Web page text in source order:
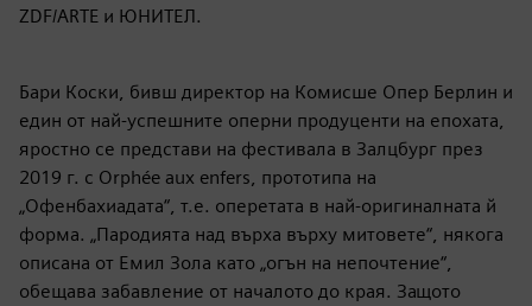
ZDF/ARTE и ЮНИТЕЛ.
Бари Коски, бивш директор на Комисше Опер Берлин и
един от най-успешните оперни продуценти на епохата,
яростно се представи на фестивала в Залцбург през
2019 г. с Orphée aux enfers, прототипа на
„Офенбахиадата“, т.е. оперетата в най-оригиналната й
форма. „Пародията над върха върху митовете“, някога
описана от Емил Зола като „огън на непочтение“,
обещава забавление от началото до края. Защото